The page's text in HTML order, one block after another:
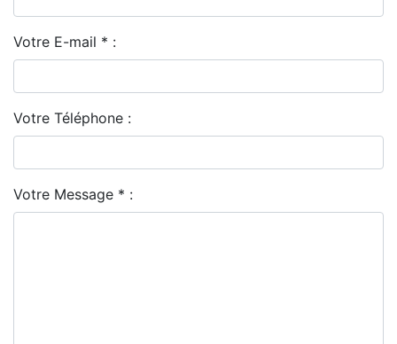
Votre E-mail * :
Votre Téléphone :
Votre Message * :